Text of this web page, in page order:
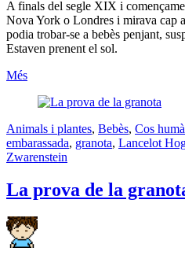
A finals del segle XIX i
Nova York o Londres i mirava cap
podia trobar-se a bebès penjant,
Estaven prenent el sol.
Més
Animals i plantes, Bebès, Cos
embarassada, granota, Lancelot
Zwarenstein
La prova de la